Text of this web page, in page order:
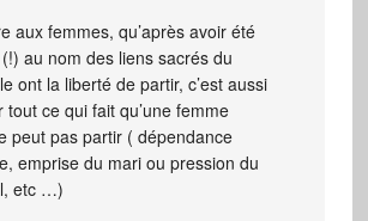
aux femmes, qu’après avoir été
au nom des liens sacrés du
ont la liberté de partir, c’est aussi
tout ce qui fait qu’une femme
peut pas partir ( dépendance
emprise du mari ou pression du
etc …)